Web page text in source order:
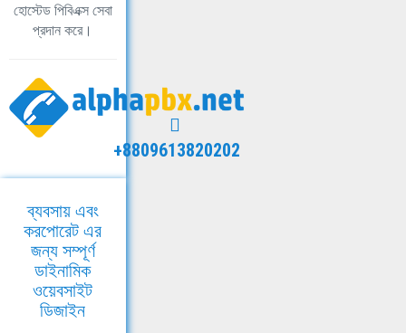
হোস্টেড পিবিএক্স সেবা
প্রদান করে।
+8809613820202
ব্যবসায় এবং
করপোরেট এর
জন্য সম্পূর্ণ
ডাইনামিক
ওয়েবসাইট
ডিজাইন